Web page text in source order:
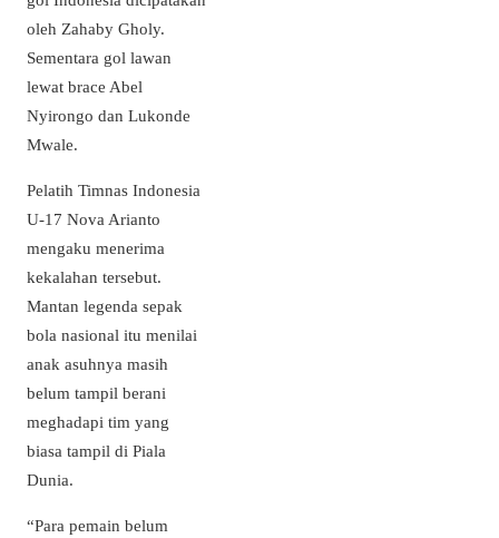
oleh Zahaby Gholy.
Sementara gol lawan
lewat brace Abel
Nyirongo dan Lukonde
Mwale.
Pelatih Timnas Indonesia
U-17 Nova Arianto
mengaku menerima
kekalahan tersebut.
Mantan legenda sepak
bola nasional itu menilai
anak asuhnya masih
belum tampil berani
meghadapi tim yang
biasa tampil di Piala
Dunia.
“Para pemain belum